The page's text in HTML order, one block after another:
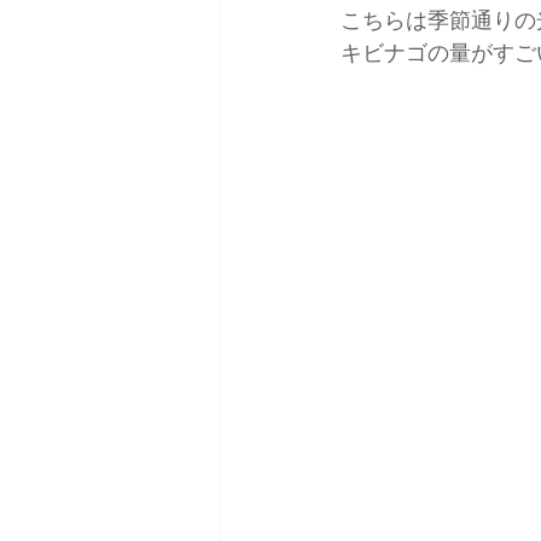
こちらは季節通りの
キビナゴの量がすご